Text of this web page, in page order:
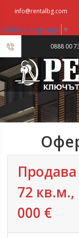
info@rentalbg.com
Select Language ▼
0888 00
23
72 кв.м.,
000 €